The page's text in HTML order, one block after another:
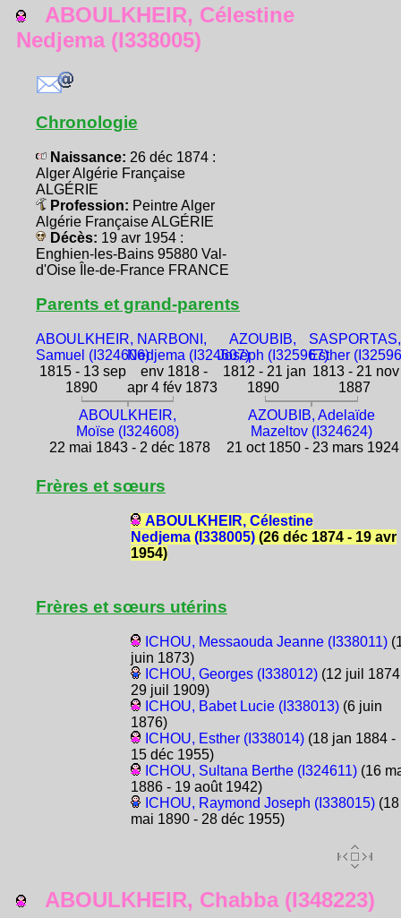
ABOULKHEIR, Célestine
Nedjema (I338005)
Chronologie
Naissance: 26 déc 1874 :
Alger Algérie Française
ALGÉRIE
Profession: Peintre Alger
Algérie Française ALGÉRIE
Décès: 19 avr 1954 :
Enghien-les-Bains 95880 Val-
d'Oise Île-de-France FRANCE
Parents et grand-parents
ABOULKHEIR,
Samuel (I324606)
1815 - 13 sep
1890
NARBONI,
Nedjema (I324607)
env 1818 -
apr 4 fév 1873
AZOUBIB,
Joseph (I325967)
1812 - 21 jan
1890
SASPORTAS,
Esther
1813 - 21 nov
1887
ABOULKHEIR,
Moïse (I324608)
22 mai 1843 - 2 déc 1878
AZOUBIB, Adelaïde
Mazeltov (I324624)
21 oct 1850 - 23 mars 1924
Frères et sœurs
ABOULKHEIR, Célestine
Nedjema (I338005)(26 déc 1874 - 19 avr
1954)
Frères et sœurs utérins
ICHOU, Messaouda Jeanne (I338011)
juin 1873)
ICHOU, Georges (I338012)(12 juil
29 juil 1909)
ICHOU, Babet Lucie (I338013)(6 juin
1876)
ICHOU, Esther (I338014)(18 jan 1884 -
15 déc 1955)
ICHOU, Sultana Berthe (I324611)(16
1886 - 19 août 1942)
ICHOU, Raymond Joseph (I338015)(18
mai 1890 - 28 déc 1955)
ABOULKHEIR, Chabba (I348223)